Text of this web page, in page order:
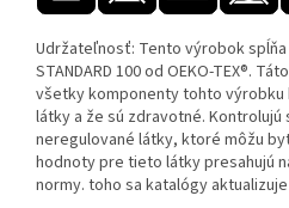
Udržateľnosť: Tento výrobok
STANDARD 100 od OEKO-TEX®.
všetky komponenty tohto
látky a že sú zdravotné. Kontrolujú
neregulované látky, ktoré môžu
hodnoty pre tieto látky presahujú
normy. toho sa katalógy